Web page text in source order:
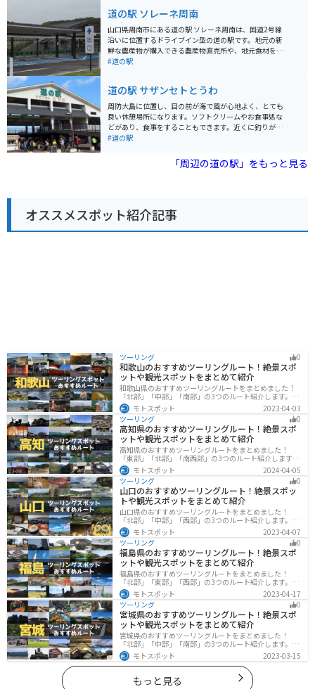
名産品である萩焼などがおすすめです。 バイクで訪れる
際には、道の駅に併設された駐車場を利用することがで
きます。周辺には、美しい海岸線や島々を巡るシーサイ
ドツーリングコースがあり、ツーリングの休憩スポット
としても最適です。道の駅から眺める夕日は絶景なの
道の駅 ソレーネ周南
山口県周南市にある道の駅 ソレーネ周南は、国道2号線
沿いに位置するドライブイン型の道の駅です。地元の新
鮮な農産物が購入できる農産物直売所や、地元食材を使
ったレストランが人気です。 レストランでは、周南市の
を使った料理も楽しむことができます。 バイクで訪れる
場合、道の駅には広々とした駐車場が完備されているの
で安心です。道の駅 ソレーネ周南を拠点に、周辺の観光
スポットを巡るのも良いでしょう。例えば、瀬戸内海国
立公園に浮かぶ島々を巡る周防大島へのツーリングはい
#道の駅
道の駅 サザンセトとうわ
周防大島に位置し、目の前が海で風が心地よく、とても
良い休憩場所になります。ソフトクリームやお食事処な
どがあり、食事をすることもできます。近くに釣りがで
きるスポットもあるので、折りたたみロッドなどをもっ
#道の駅
「周辺の道の駅」をもっと見る
オススメスポット紹介記事
ツーリング 0
和歌山のおすすめツーリングルート！絶景スポ
ットや観光スポットをまとめて紹介
和歌山県のおすすめツーリングルートをまとめました！
「北部」「中部」「南部」の3つのルート紹介します。海
と山に囲まれた自然豊かなエリアが広がり、様々な楽し
み方ができます。バイクで和歌山県にツーリングに行く
際は参考にしてください。
モトスポット
2023-04-03
ツーリング
0
高知県のおすすめツーリングルート！絶景スポ
ットや観光スポットをまとめて紹介
高知県のおすすめツーリングルートをまとめました！
「東部」「北部」「南西部」の3つのルート紹介します。
山と海どちらも楽しめるスポットが多数あり、様々な楽
しみ方ができます。バイクで高知県にツーリングに行く
際は参考にしてください。
モトスポット
2024-04-05
ツーリング
0
山口のおすすめツーリングルート！絶景スポッ
トや観光スポットをまとめて紹介
山口県のおすすめツーリングルートをまとめました！
「北部」「中部」「西部」の3つのルート紹介します。美
しい海岸線や山々を楽しむことができます。バイクで山
口県にツーリングに行く際は参考にしてください。
モトスポット
2023-04-07
ツーリング
0
福島県のおすすめツーリングルート！絶景スポ
ットや観光スポットをまとめて紹介
福島県のおすすめツーリングルートをまとめました！
「北部」「東部」「西部」の3つのルート紹介します。内
陸部には山々が連なり、海岸線は太平洋に面してるので
観光スポットが多数あります。バイクで福島県にツーリ
ングに行く際は参考にしてください。
モトスポット
2023-04-17
ツーリング
0
宮城県のおすすめツーリングルート！絶景スポ
ットや観光スポットをまとめて紹介
宮城県のおすすめツーリングルートをまとめました！
「北部」「中部」「南部」の3つのルート紹介します。キ
ツネ村や広大な山や滝、湖などを歴史や自然を満喫する
ツーリングができます。バイクで宮城県にツーリングに
行く際は参考にしてください。
モトスポット 2023-03-15
もっと見る